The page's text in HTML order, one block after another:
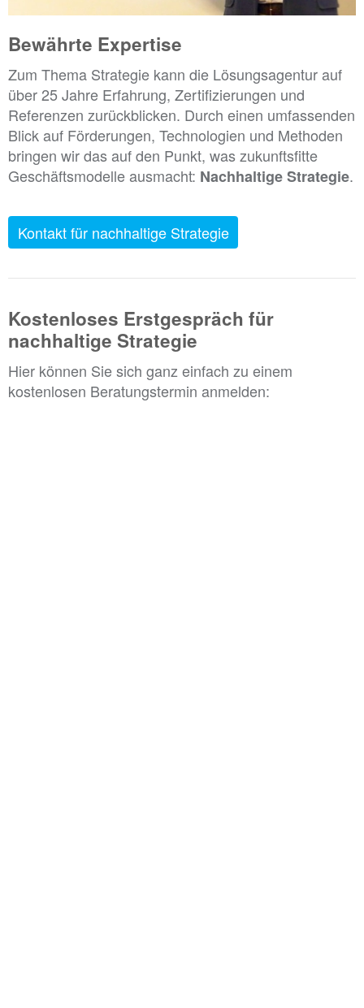
Bewährte Expertise
Zum Thema Strategie kann die Lösungsagentur auf
über 25 Jahre Erfahrung, Zertifizierungen und
Referenzen zurückblicken. Durch einen umfassenden
Blick auf Förderungen, Technologien und Methoden
bringen wir das auf den Punkt, was zukunftsfitte
Geschäftsmodelle ausmacht: Nachhaltige Strategie.
Kontakt für nachhaltige Strategie
Kostenloses Erstgespräch für
nachhaltige Strategie
Hier können Sie sich ganz einfach zu einem
kostenlosen Beratungstermin anmelden: